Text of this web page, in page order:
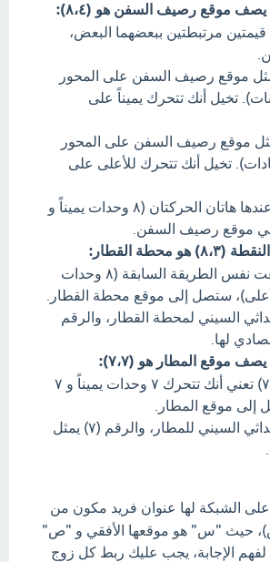
يصف موقع رصيف السفن هو (٨،٤):
مرتبطتين ببعضهما البعض،
الأولى (٨) تمثل موقع رصيف السفن على المحور
تخيل أنك تتحرك يميناً على
الثانية (٤) تمثل موقع رصيف السفن على المحور
تخيل أنك تتحرك للأعلى على
النقطة التي تلتقي عندها هاتان الحركتان (٨ وحدات يميناً و
محطة القطار:
هذا يعني أنك إذا اتبعت نفس الطريقة السابقة (٨ وحدات
الإحداثي السيني لمحطة القطار، والرقم
موقع المطار هو (٧،٧):
بنفس الطريقة، (٧،٧) تعني أنك تتحرك ٧ وحدات يميناً و ٧
إلى موقع المطار.
الرقم (٧) يمثل الإحداثي السيني للمطار، والرقم (٧) يمثل
الشبكة لها عنوان فريد مكون من
حيث "س" هو موقعها الأفقي و "ص"
الإجابة، يجب عليك ربط كل زوج